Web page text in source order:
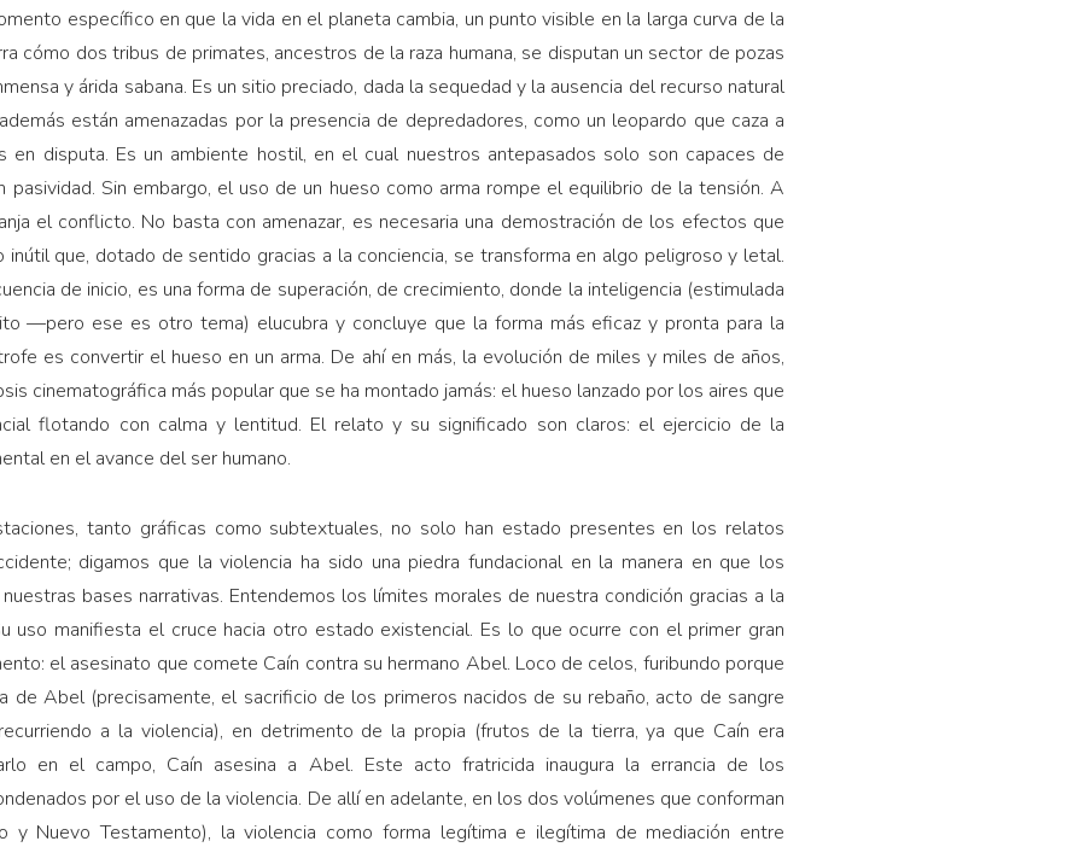
específico en que la vida en el planeta cambia, un punto visible en la larga curva de la
cómo dos tribus de primates, ancestros de la raza humana, se disputan un sector de pozas
y árida sabana. Es un sitio preciado, dada la sequedad y la ausencia del recurso natural
están amenazadas por la presencia de depredadores, como un leopardo que caza a
en disputa. Es un ambiente hostil, en el cual nuestros antepasados solo son capaces de
pasividad. Sin embargo, el uso de un hueso como arma rompe el equilibrio de la tensión. A
el conflicto. No basta con amenazar, es necesaria una demostración de los efectos que
que, dotado de sentido gracias a la conciencia, se transforma en algo peligroso y letal.
de inicio, es una forma de superación, de crecimiento, donde la inteligencia (estimulada
—pero ese es otro tema) elucubra y concluye que la forma más eficaz y pronta para la
es convertir el hueso en un arma. De ahí en más, la evolución de miles y miles de años,
cinematográfica más popular que se ha montado jamás: el hueso lanzado por los aires que
flotando con calma y lentitud. El relato y su significado son claros: el ejercicio de la
en el avance del ser humano.
tanto gráficas como subtextuales, no solo han estado presentes en los relatos
digamos que la violencia ha sido una piedra fundacional en la manera en que los
bases narrativas. Entendemos los límites morales de nuestra condición gracias a la
uso manifiesta el cruce hacia otro estado existencial. Es lo que ocurre con el primer gran
el asesinato que comete Caín contra su hermano Abel. Loco de celos, furibundo porque
de Abel (precisamente, el sacrificio de los primeros nacidos de su rebaño, acto de sangre
a la violencia), en detrimento de la propia (frutos de la tierra, ya que Caín era
en el campo, Caín asesina a Abel. Este acto fratricida inaugura la errancia de los
por el uso de la violencia. De allí en adelante, en los dos volúmenes que conforman
y Nuevo Testamento), la violencia como forma legítima e ilegítima de mediación entre